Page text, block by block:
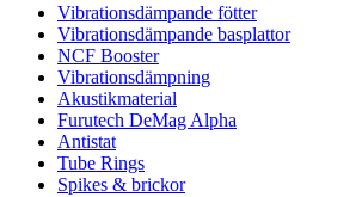
Vibrationsdämpande fötter
Vibrationsdämpande basplattor
NCF Booster
Vibrationsdämpning
Akustikmaterial
Furutech DeMag Alpha
Antistat
Tube Rings
Spikes & brickor